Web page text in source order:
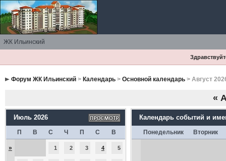
ЖК Ильинский
Форум ЖК Ильинский> Календарь> Основной календарь> Август
«
Июль 2026
П В С Ч П С В
» 1 2 3 4 5
Календарь событий и
Понедельник Вторник